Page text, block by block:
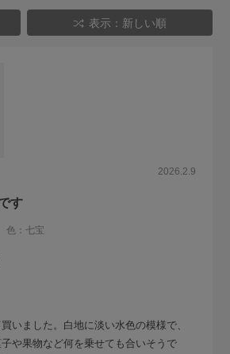
表示：新しい順
2026.2.9
す
色：七宝
いました。白地に淡い水色の模様で、
や果物など何を乗せても合いそうで